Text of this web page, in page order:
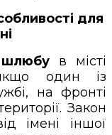
для
шлюбу в місті
один із
на фронті
Закон
імені іншої